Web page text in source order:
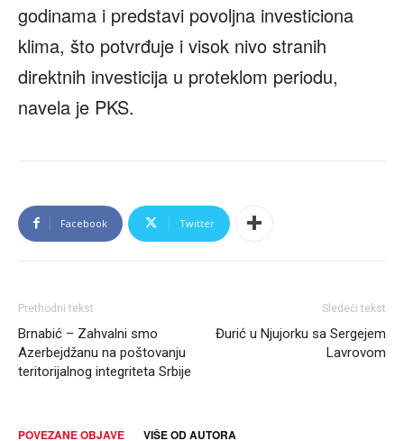
godinama i predstavi povoljna investiciona
klima, što potvrđuje i visok nivo stranih
direktnih investicija u proteklom periodu,
navela je PKS.
Facebook Twitter
Prethodni tekst
Brnabić – Zahvalni smo
Azerbejdžanu na poštovanju
teritorijalnog integriteta Srbije
Sledeći tekst
Đurić u Njujorku sa Sergejem
Lavrovom
POVEZANE OBJAVE VIŠE OD AUTORA